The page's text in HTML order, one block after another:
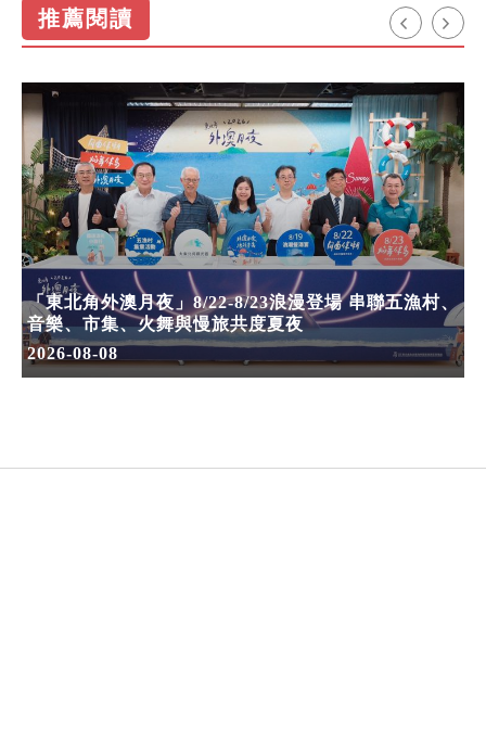
推薦閱讀
「東北角外澳月夜」8/22-8/23浪漫登場 串聯五漁村、
音樂、市集、火舞與慢旅共度夏夜
2026-08-08